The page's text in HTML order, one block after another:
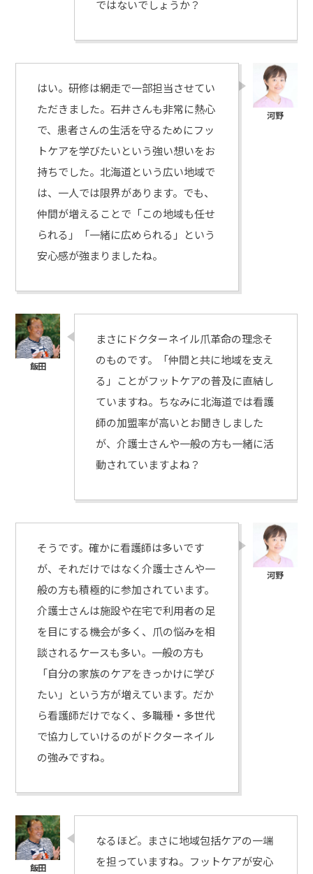
ではないでしょうか？
はい。研修は網走で一部担当させてい
ただきました。石井さんも非常に熱心
で、患者さんの生活を守るためにフッ
トケアを学びたいという強い想いをお
持ちでした。北海道という広い地域で
は、一人では限界があります。でも、
仲間が増えることで「この地域も任せ
られる」「一緒に広められる」という
安心感が強まりましたね。
まさにドクターネイル爪革命の理念そ
のものです。「仲間と共に地域を支え
る」ことがフットケアの普及に直結し
ていますね。ちなみに北海道では看護
師の加盟率が高いとお聞きしました
が、介護士さんや一般の方も一緒に活
動されていますよね？
そうです。確かに看護師は多いです
が、それだけではなく介護士さんや一
般の方も積極的に参加されています。
介護士さんは施設や在宅で利用者の足
を目にする機会が多く、爪の悩みを相
談されるケースも多い。一般の方も
「自分の家族のケアをきっかけに学び
たい」という方が増えています。だか
ら看護師だけでなく、多職種・多世代
で協力していけるのがドクターネイル
の強みですね。
なるほど。まさに地域包括ケアの一端
を担っていますね。フットケアが安心